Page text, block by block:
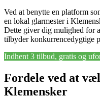
Ved at benytte en platform
en lokal glarmester i
Dette giver dig mulighed for
tilbyder konkurrencedygtige
Indhent 3 tilbud, gratis og
Fordele ved at
Klemensker